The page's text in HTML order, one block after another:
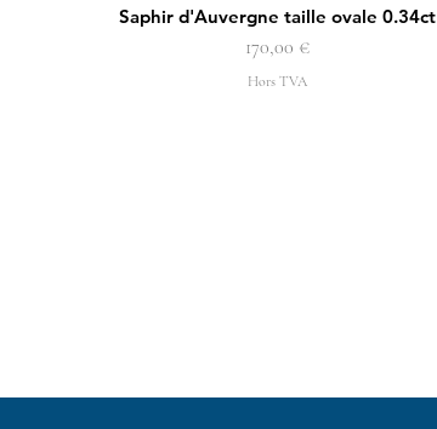
Aperçu rapide
Saphir d'Auvergne taille ovale 0.34ct
Prix
170,00 €
Hors TVA